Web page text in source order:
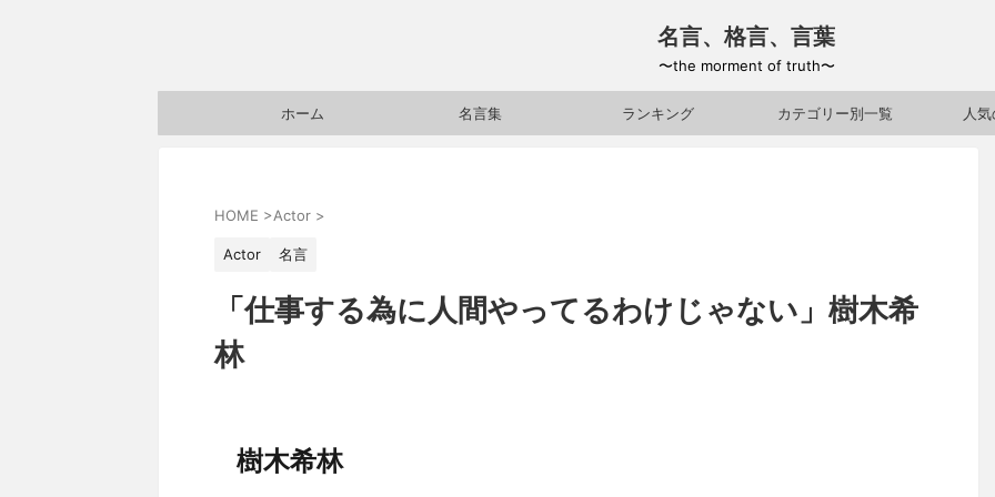
名言、格言、言葉
〜the morment of truth〜
ホーム 名言集 ランキング カテゴリー別一覧 人
HOME >Actor >
Actor 名言
「仕事する為に人間やってるわけじゃない」樹木希
林
樹木希林